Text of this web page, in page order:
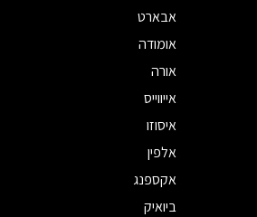
אבארט
אומודה
אורה
אייווייס
איסוזו
אלפין
אקספנג
ביואיק